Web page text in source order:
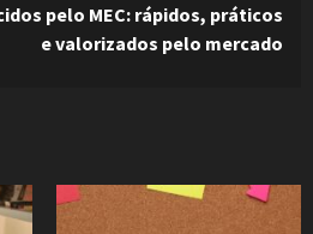
pelo MEC: rápidos, práticos
e valorizados pelo mercado